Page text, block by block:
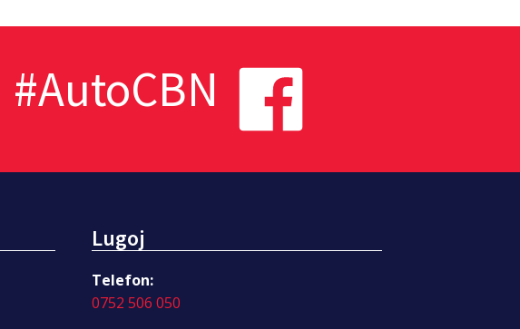
#AutoCBN
Lugoj
Telefon:
0752 506 050